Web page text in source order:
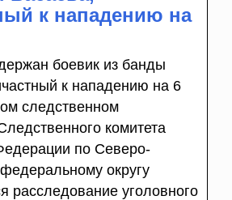
к нападению на
боевик из банды
к нападению на 6
следственном
комитета
по Северо-
округу
расследование уголовного